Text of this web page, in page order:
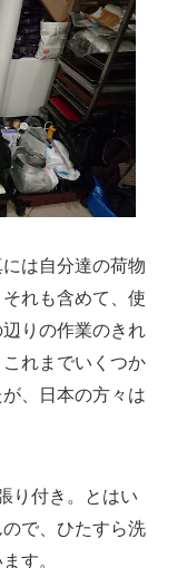
は自分達の荷物
れも含めて、使
りの作業のきれ
れまでいくつか
、日本の方々は
り付き。とはい
で、ひたすら洗
す。